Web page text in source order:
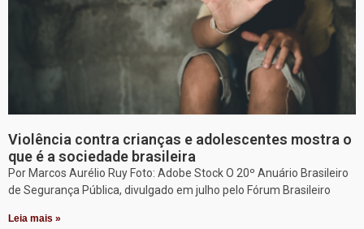
Violência contra crianças e adolescentes mostra o
que é a sociedade brasileira
Por Marcos Aurélio Ruy Foto: Adobe Stock O 20º Anuário Brasileiro
de Segurança Pública, divulgado em julho pelo Fórum Brasileiro
Leia mais »